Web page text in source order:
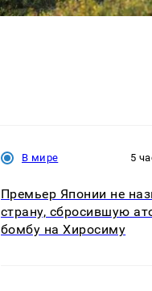
В мире 5
Премьер Японии не
страну, сбросившую
бомбу на Хиросиму